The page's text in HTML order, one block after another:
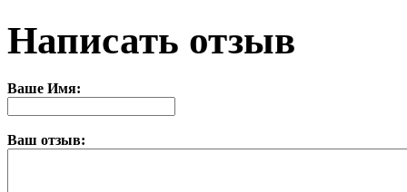
Написать отзыв
Ваше Имя:
Ваш отзыв: